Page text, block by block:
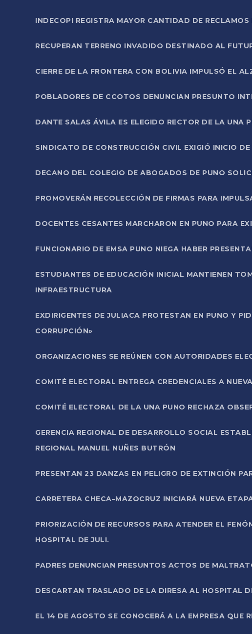
INDECOPI REGISTRA MAYOR CANTIDAD DE
RECUPERAN TERRENO INVADIDO DESTINADO AL
CIERRE DE LA FRONTERA CON BOLIVIA IMPULSÓ EL
POBLADORES DE CCOTOS DENUNCIAN PRESUNTO
DANTE SALAS ÁVILA ES ELEGIDO RECTOR DE LA UNA
SINDICATO DE CONSTRUCCIÓN CIVIL EXIGIÓ INICIO
DECANO DEL COLEGIO DE ABOGADOS DE PUNO
PROMOVERÁN RECOLECCIÓN DE FIRMAS PARA
DOCENTES CESANTES MARCHARON EN PUNO PARA
FUNCIONARIO DE EMSA PUNO NIEGA HABER
ESTUDIANTES DE EDUCACIÓN INICIAL MANTIENEN
INFRAESTRUCTURA
EXDIRIGENTES DE JULIACA PROTESTAN EN PUNO Y
CORRUPCIÓN»
ORGANIZACIONES SE REÚNEN CON AUTORIDADES
COMITÉ ELECTORAL ENTREGA CREDENCIALES A
COMITÉ ELECTORAL DE LA UNA PUNO RECHAZA
GERENCIA REGIONAL DE DESARROLLO SOCIAL
REGIONAL MANUEL NUÑES BUTRÓN
PRESENTAN 23 DANZAS EN PELIGRO DE EXTINCIÓN
CARRETERA CHECA–MAZOCRUZ INICIARÁ NUEVA
PRIORIZACIÓN DE RECURSOS PARA ATENDER EL
HOSPITAL DE JULI.
PADRES DENUNCIAN PRESUNTOS ACTOS DE
DESCARTAN TRASLADO DE LA DIRESA AL HOSPITAL
EL 14 DE AGOSTO SE CONOCERÁ A LA EMPRESA QUE